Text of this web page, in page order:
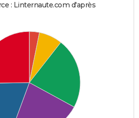
: Linternaute.com d'après